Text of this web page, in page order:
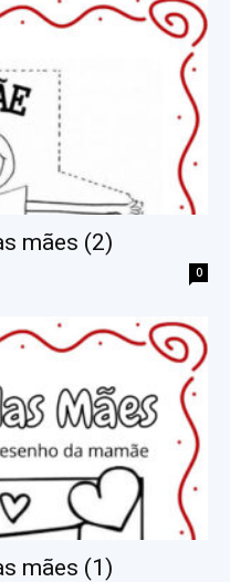
mães (2)
0
mães (1)